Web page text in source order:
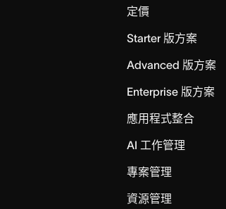
定價
Starter 版方案
Advanced 版方案
Enterprise 版方案
應用程式整合
AI 工作管理
專案管理
資源管理